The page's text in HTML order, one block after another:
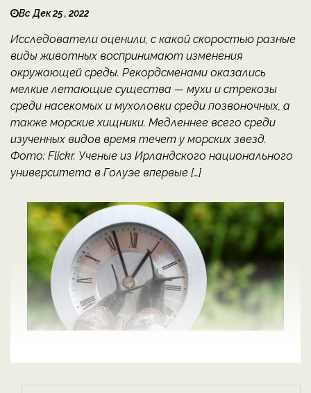
Вс Дек 25 , 2022
Исследователи оценили, с какой скоростью разные
виды животных воспринимают изменения
окружающей среды. Рекордсменами оказались
мелкие летающие существа — мухи и стрекозы
среди насекомых и мухоловки среди позвоночных, а
также морские хищники. Медленнее всего среди
изученных видов время течет у морских звезд.
Фото: Flickr. Ученые из Ирландского национального
университета в Голуэе впервые […]